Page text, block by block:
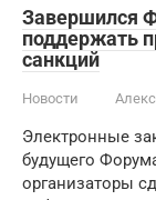
Завершился
поддержать
санкций
Новости
Электронные
будущего
организаторы